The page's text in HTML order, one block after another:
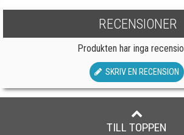
RECENSIONER
Produkten har inga
SKRIV EN RECENSION
TILL TOPPEN